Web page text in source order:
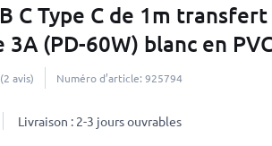
C Type C de 1m
3A (PD-60W) blanc en
(2 avis) Numéro d’article: 925794
Livraison : 2-3 jours ouvrables